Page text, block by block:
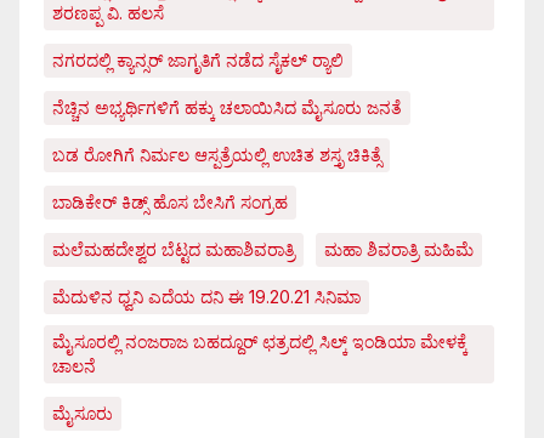
ಶರಣಪ್ಪ ವಿ. ಹಲಸೆ
ನಗರದಲ್ಲಿ ಕ್ಯಾನ್ಸರ್ ಜಾಗೃತಿಗೆ ನಡೆದ ಸೈಕಲ್ ರ್‍ಯಾಲಿ
ನೆಚ್ಚಿನ ಅಭ್ಯರ್ಥಿಗಳಿಗೆ ಹಕ್ಕು ಚಲಾಯಿಸಿದ ಮೈಸೂರು ಜನತೆ
ಬಡ ರೋಗಿಗೆ ನಿರ್ಮಲ ಆಸ್ಪತ್ರೆಯಲ್ಲಿ ಉಚಿತ ಶಸ್ತೃ ಚಿಕಿತ್ಸೆ
ಬಾಡಿಕೇರ್ ಕಿಡ್ಸ್ ಹೊಸ ಬೇಸಿಗೆ ಸಂಗ್ರಹ
ಮಲೆಮಹದೇಶ್ವರ ಬೆಟ್ಟದ ಮಹಾಶಿವರಾತ್ರಿ ಮಹಾ ಶಿವರಾತ್ರಿ ಮಹಿಮೆ
ಮೆದುಳಿನ ಧ್ವನಿ ಎದೆಯ ದನಿ ಈ 19.20.21 ಸಿನಿಮಾ
ಮೈಸೂರಲ್ಲಿ ನಂಜರಾಜ ಬಹದ್ದೂರ್ ಛತ್ರದಲ್ಲಿ ಸಿಲ್ಕ್ ಇಂಡಿಯಾ ಮೇಳಕ್ಕೆ
ಚಾಲನೆ
ಮೈಸೂರು